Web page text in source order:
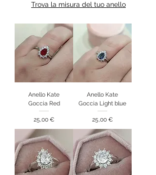
Trova la misura del tuo anello
Anello Kate
Goccia Red
Prezzo
25,00 €
Anello Kate
Goccia Light blue
Prezzo
25,00 €